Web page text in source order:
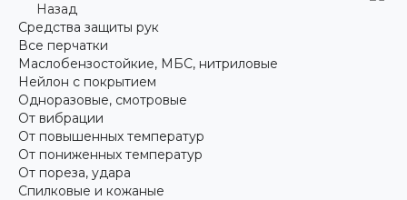
Назад
Средства защиты рук
Все перчатки
Маслобензостойкие, МБС, нитриловые
Нейлон с покрытием
Одноразовые, смотровые
От вибрации
От повышенных температур
От пониженных температур
От пореза, удара
Спилковые и кожаные